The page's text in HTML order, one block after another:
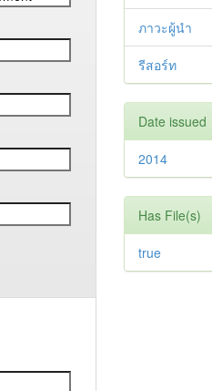
ภาวะผู้นำ
รีสอร์ท
Date issued
2014
Has File(s)
true